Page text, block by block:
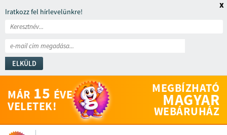
Iratkozz fel hírlevelünkre!
ELKÜLD
x
MÁR 15 ÉVE
VELETEK!
MEGBÍZHATÓ
MAGYAR
WEBÁRUHÁZ